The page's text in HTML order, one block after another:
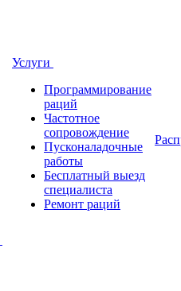
Услуги
Программирование
раций
Частотное
сопровождение
Пусконаладочные
работы
Бесплатный выезд
специалиста
Ремонт раций